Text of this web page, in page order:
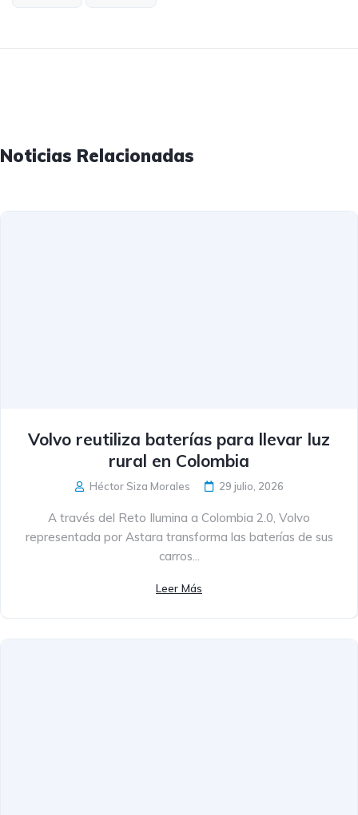
Noticias Relacionadas
Volvo reutiliza baterías para llevar luz
rural en Colombia
Héctor Siza Morales 29 julio, 2026
A través del Reto Ilumina a Colombia 2.0, Volvo
representada por Astara transforma las baterías de sus
carros...
Leer Más